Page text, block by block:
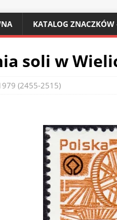
KATALOG
soli w
(2455-2515)